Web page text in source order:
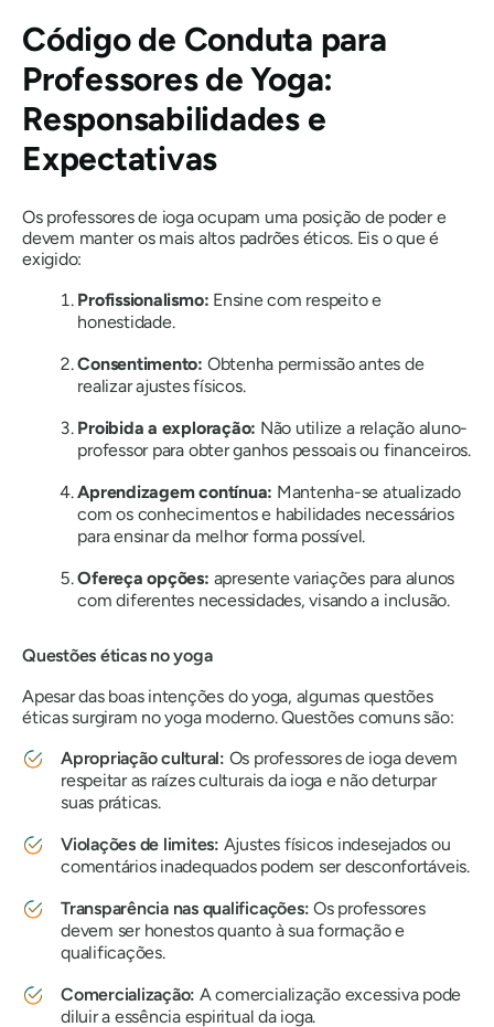
Código de Conduta para
Professores de Yoga:
Responsabilidades e
Expectativas
Os professores de ioga ocupam uma posição de poder e
devem manter os mais altos padrões éticos. Eis o que é
exigido:
Profissionalismo: Ensine com respeito e
honestidade.
Consentimento: Obtenha permissão antes de
realizar ajustes físicos.
Proibida a exploração: Não utilize a relação aluno-
professor para obter ganhos pessoais ou financeiros.
Aprendizagem contínua: Mantenha-se atualizado
com os conhecimentos e habilidades necessários
para ensinar da melhor forma possível.
Ofereça opções: apresente variações para alunos
com diferentes necessidades, visando a inclusão.
Questões éticas no yoga
Apesar das boas intenções do yoga, algumas questões
éticas surgiram no yoga moderno. Questões comuns são:
Apropriação cultural: Os professores de ioga devem
respeitar as raízes culturais da ioga e não deturpar
suas práticas.
Violações de limites: Ajustes físicos indesejados ou
comentários inadequados podem ser desconfortáveis.
Transparência nas qualificações: Os professores
devem ser honestos quanto à sua formação e
qualificações.
Comercialização: A comercialização excessiva pode
diluir a essência espiritual da ioga.